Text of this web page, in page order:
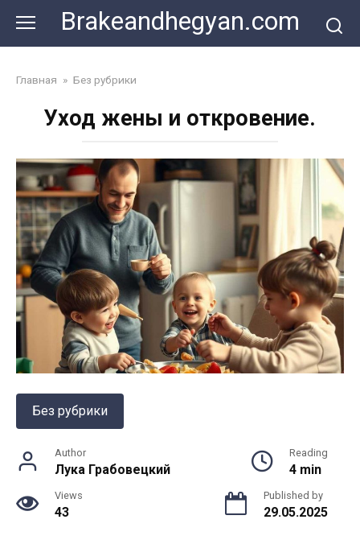
content
Brakeandhegyan.com
Главная » Без рубрики
Уход жены и откровение.
Без рубрики
Author
Лука Грабовецкий
Reading
4 min
Views
43
Published by
29.05.2025